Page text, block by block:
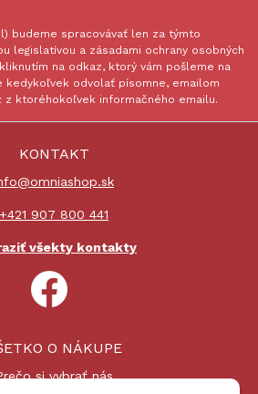
budeme spracovávať len za týmto
legislatívou a zásadami ochrany osobných
na odkaz, ktorý vám pošleme na
kedykoľvek odvolať písomne, emailom
z ktoréhokoľvek informačného emailu.
KONTAKT
+421 907 800 441
všekty kontakty
O NÁKUPE
si vybrať nás